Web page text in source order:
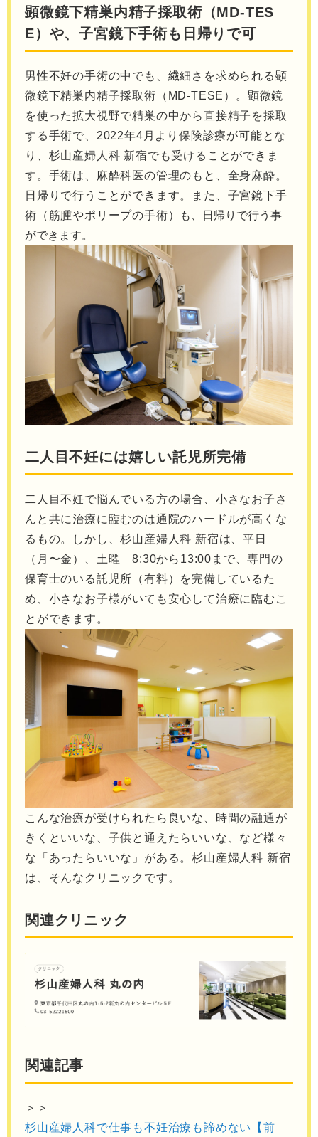
顕微鏡下精巣内精子採取術（MD-TES
E）や、子宮鏡下手術も日帰りで可
男性不妊の手術の中でも、繊細さを求められる顕
微鏡下精巣内精⼦採取術（MD-TESE）。顕微鏡
を使った拡大視野で精巣の中から直接精⼦を採取
する⼿術で、2022年4月より保険診療が可能とな
り、杉山産婦人科 新宿でも受けることができま
す。手術は、麻酔科医の管理のもと、全身麻酔。
日帰りで行うことができます。また、子宮鏡下手
術（筋腫やポリープの手術）
も、日帰りで行う事
ができます。
二人目不妊には嬉しい託児所完備
二人目不妊で悩んでいる方の場合、小さなお子さ
んと共に治療に臨むのは通院のハードルが高くな
るもの。しかし、杉山産婦人科 新宿は、平日
（月〜金）、土曜 8:30から13:00まで、専門の
保育士のいる託児所（有料）を完備しているた
め、小さなお子様がいても安心して治療に臨むこ
とができます。
こんな治療が受けられたら良いな、時間の融通が
きくといいな、子供と通えたらいいな、など様々
な「あったらいいな」がある。杉山産婦人科 新宿
は、そんなクリニックです。
関連クリニック
関連記事
＞＞
杉山産婦人科で仕事も不妊治療も諦めない【前